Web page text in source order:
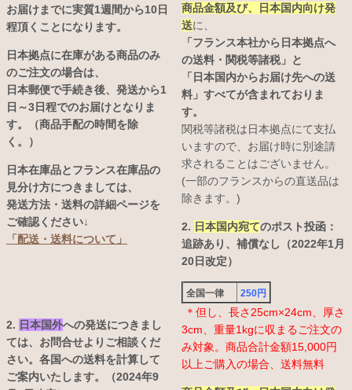
お届けまでに実質1週間から10日
程頂くことになります。
日本拠点に在庫がある商品のみ
のご注文の場合は、
日本郵便で手続き後、発送から1
日～3日程でのお届けとなりま
す。（商品手配の時間を除
く。）
日本在庫品とフランス在庫品の
見分け方につきましては、
発送方法・送料の詳細ページを
ご確認ください↓
「配送・送料について」
2. 日本国外への発送につきまし
ては、お問合せよりご相談くだ
さい。各国への送料を計算して
ご案内いたします。（2024年9
商品金額及び、日本国内向け発
送に、
「フランス本社から日本拠点へ
の送料・関税等諸税」と
「日本国内からお届け先への送
料」すべてが含まれておりま
す。
関税等諸税は日本拠点にて支払
いますので、お届け時に別途請
求されることはございません。
(一部のフランスからの直送品は
除きます。)
2. 日本国内宛てのポスト投函：
追跡あり、補償なし（2022年1月
20日改定）
全国一律 250円
＊但し、長さ25cm×24cm、厚さ
3cm、重量1kgに収まるご注文の
み対象。商品合計金額15,000円
以上ご購入の場合、送料無料